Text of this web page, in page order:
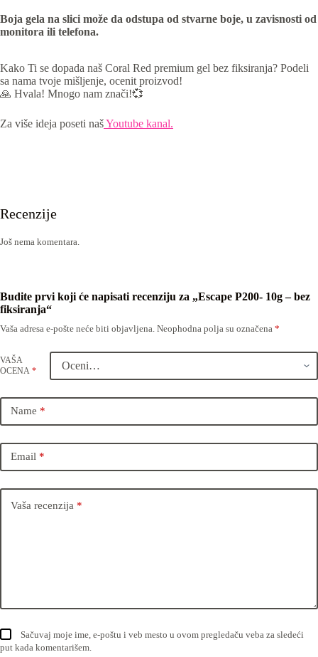
Boja gela na slici može da odstupa od stvarne boje, u zavisnosti od
monitora ili telefona.
Kako Ti se dopada naš Coral Red premium gel bez fiksiranja? Podeli
sa nama tvoje mišljenje, ocenit proizvod!
🙏 Hvala! Mnogo nam znači!💞
Za više ideja poseti našYoutube kanal.
Recenzije
Još nema komentara.
Budite prvi koji će napisati recenziju za „Escape P200- 10g – bez
fiksiranja“
Vaša adresa e-pošte neće biti objavljena. Neophodna polja su označena *
VAŠA
OCENA *
Name *
Email *
Vaša recenzija *
Sačuvaj moje ime, e-poštu i veb mesto u ovom pregledaču veba za sledeći
put kada komentarišem.